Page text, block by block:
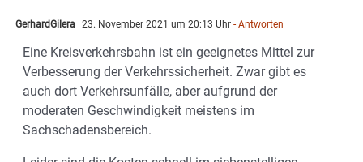
GerhardGilera 23. November 2021 um 20:13 Uhr - Antworten
Eine Kreisverkehrsbahn ist ein geeignetes Mittel zur
Verbesserung der Verkehrssicherheit. Zwar gibt es
auch dort Verkehrsunfälle, aber aufgrund der
moderaten Geschwindigkeit meistens im
Sachschadensbereich.